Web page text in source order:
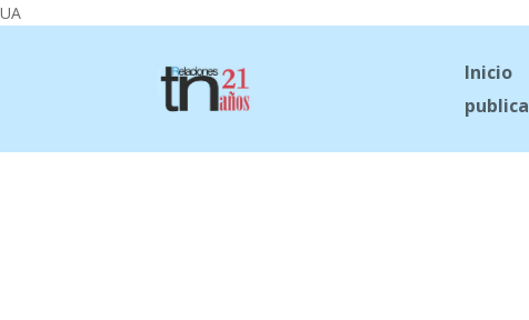
UA
Inicio